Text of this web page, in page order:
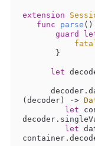
extension
func
parse ()
guard
let
(decoder) ->
let
let